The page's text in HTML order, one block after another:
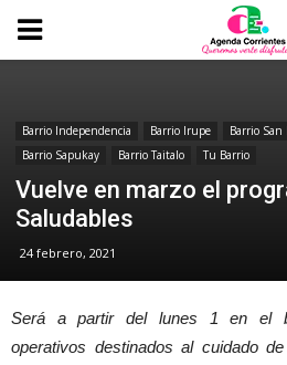
Barrio Independencia Barrio Irupe Barrio San
Barrio Sapukay
Barrio Taitalo Tu Barrio
Vuelve en marzo el
Saludables
24 febrero, 2021
Será a partir del lunes 1 en el
operativos destinados al cuidado